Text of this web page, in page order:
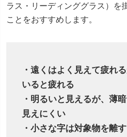
ラス・リーディンググラス）を
ことをおすすめします。
・遠くはよく見えて疲れ
いると疲れる
・明るいと見えるが、薄
見えにくい
・小さな字は対象物を離